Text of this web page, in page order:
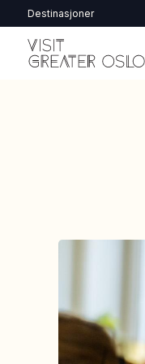
Destinasjoner